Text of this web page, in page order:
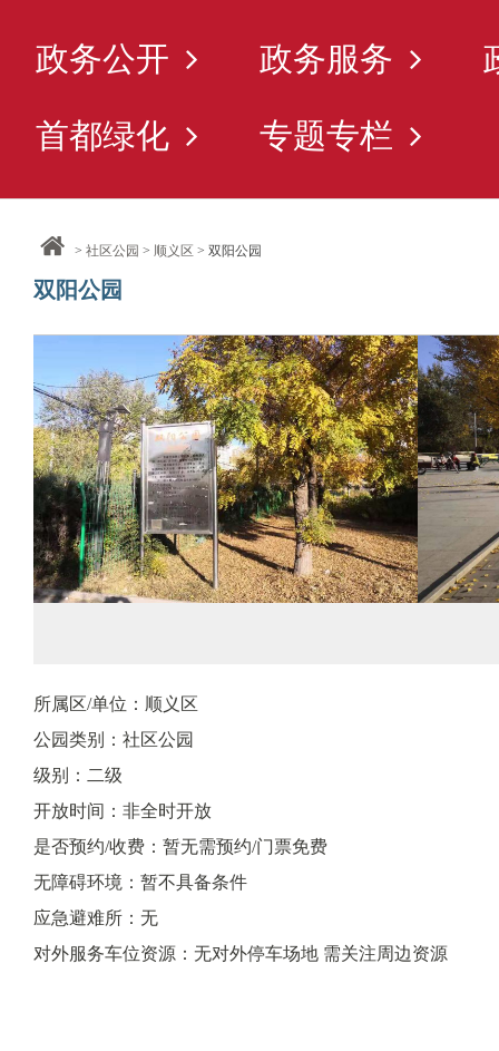
政务公开 政务服务
首都绿化 专题专栏
> 社区公园 > 顺义区 > 双阳公园
双阳公园
所属区/单位：顺义区
公园类别：社区公园
级别：二级
开放时间：非全时开放
是否预约/收费：暂无需预约/门票免费
无障碍环境：暂不具备条件
应急避难所：无
对外服务车位资源：无对外停车场地 需关注周边资源